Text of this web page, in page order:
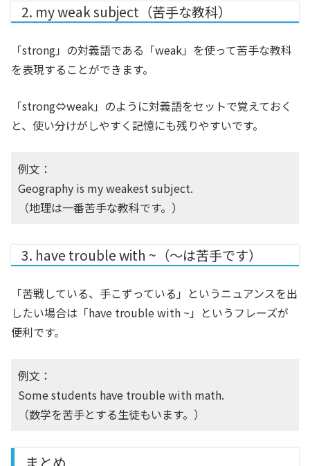
2. my weak subject（苦手な教科）
「strong」の対義語である「weak」を使って苦手な教科
を表現することができます。
「strong⇔weak」のように対義語をセットで覚えておく
と、使い分けがしやすく記憶にも残りやすいです。
例文：
Geography is my weakest subject.
（地理は一番苦手な教科です。）
3. have trouble with ~（～は苦手です）
「苦戦している、手こずっている」というニュアンスを出
したい場合は「have trouble with ~」というフレーズが
便利です。
例文：
Some students have trouble with math.
（数学を苦手とする生徒もいます。）